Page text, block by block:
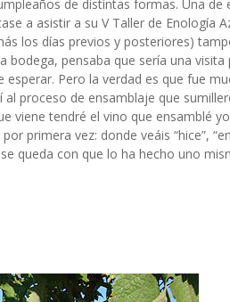
de distintas formas. Una de
a asistir a su V Taller de Enología
los días previos y posteriores)
bodega, pensaba que sería una visita
Pero la verdad es que fue
proceso de ensamblaje que
viene tendré el vino que ensamblé
primera vez: donde veáis “hice”,
queda con que lo ha hecho uno